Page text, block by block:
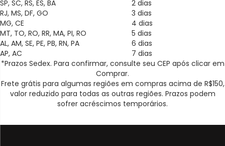
SP, SC, RS, ES, BA
2 dias
RJ, MS, DF, GO
3 dias
MG, CE
4 dias
MT, TO, RO, RR, MA, PI, RO
5 dias
AL, AM, SE, PE, PB, RN, PA
6 dias
AP, AC
7 dias
*Prazos Sedex. Para confirmar, consulte seu CEP após clicar em
Comprar.
Frete grátis para algumas regiões em compras acima de R$150,
valor reduzido para todas as outras regiões. Prazos podem
sofrer acréscimos temporários.